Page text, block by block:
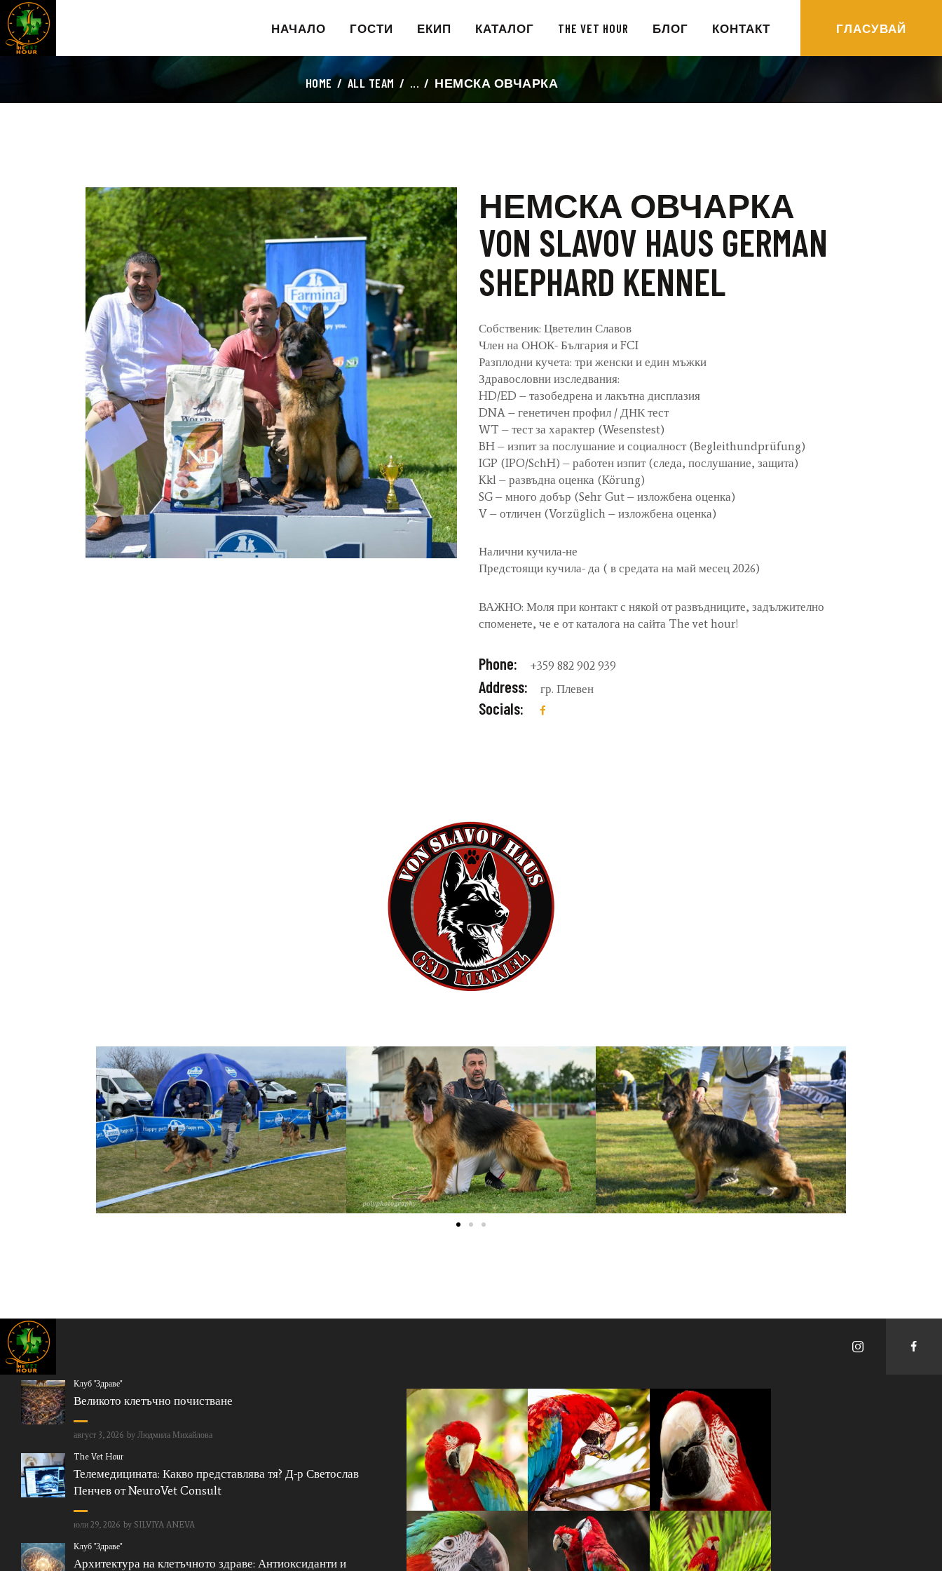
НАЧАЛО ГОСТИ ЕКИП КАТАЛОГ THE VET HOUR БЛОГ КОНТАКТ ГЛАСУВАЙ
HOME ALL TEAM ... НЕМСКА ОВЧАРКА
НАЧАЛО
ГОСТИ
ЕКИП
БЛОГ
КОНТАКТ
НЕМСКА ОВЧАРКА
VON SLAVOV HAUS GERMAN
SHEPHARD KENNEL
Собственик: Цветелин Славов
Член на ОНОК- България и FCI
Разплодни кучета: три женски и един мъжки
Здравословни изследвания:
HD/ED – тазобедрена и лакътна дисплазия
DNA – генетичен профил / ДНК тест
WT – тест за характер (Wesenstest)
BH – изпит за послушание и социалност (Begleithundprüfung)
IGP (IPO/SchH) – работен изпит (следа, послушание, защита)
Kkl – развъдна оценка (Körung)
SG – много добър (Sehr Gut – изложбена оценка)
V – отличен (Vorzüglich – изложбена оценка)
Налични кучила-не
Предстоящи кучила- да ( в средата на май месец 2026)
ВАЖНО: Моля при контакт с някой от развъдниците, задължително
споменете, че е от каталога на сайта The vet hour!
Phone: +359 882 902 939
Address: гр. Плевен
Socials:
Клуб "Здраве"
Великото клетъчно почистване
август 3, 2026 by Людмила Михайлова
The Vet Hour
Телемедицината: Какво представлява тя? Д-р Светослав
Пенчев от NeuroVet Consult
юли 29, 2026 by SILVIYA ANEVA
Клуб "Здраве"
Архитектура на клетъчното здраве: Антиоксиданти и